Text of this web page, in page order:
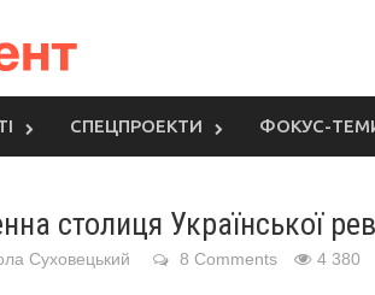
СПЕЦПРОЕКТИ ФОКУС-
столиця Української
Суховецький 8 Comments 4 380